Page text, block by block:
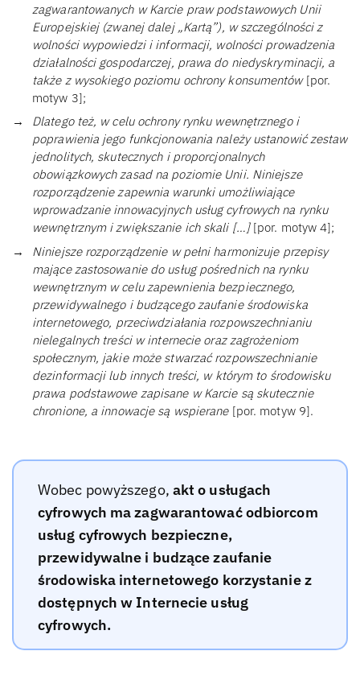
zagwarantowanych w Karcie praw podstawowych Unii
Europejskiej (zwanej dalej „Kartą”), w szczególności z
wolności wypowiedzi i informacji, wolności prowadzenia
działalności gospodarczej, prawa do niedyskryminacji, a
także z wysokiego poziomu ochrony konsumentów[por.
motyw 3];
Dlatego też, w celu ochrony rynku wewnętrznego i
poprawienia jego funkcjonowania należy ustanowić zestaw
jednolitych, skutecznych i proporcjonalnych
obowiązkowych zasad na poziomie Unii. Niniejsze
rozporządzenie zapewnia warunki umożliwiające
wprowadzanie innowacyjnych usług cyfrowych na rynku
wewnętrznym i zwiększanie ich skali […][por. motyw 4];
Niniejsze rozporządzenie w pełni harmonizuje przepisy
mające zastosowanie do usług pośrednich na rynku
wewnętrznym w celu zapewnienia bezpiecznego,
przewidywalnego i budzącego zaufanie środowiska
internetowego, przeciwdziałania rozpowszechnianiu
nielegalnych treści w internecie oraz zagrożeniom
społecznym, jakie może stwarzać rozpowszechnianie
dezinformacji lub innych treści, w którym to środowisku
prawa podstawowe zapisane w Karcie są skutecznie
chronione, a innowacje są wspierane[por. motyw 9].
Wobec powyższego, akt o usługach
cyfrowych ma zagwarantować odbiorcom
usług cyfrowych bezpieczne,
przewidywalne i budzące zaufanie
środowiska internetowego korzystanie z
dostępnych w Internecie usług
cyfrowych.